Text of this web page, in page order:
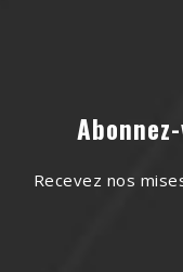
Recevez nos